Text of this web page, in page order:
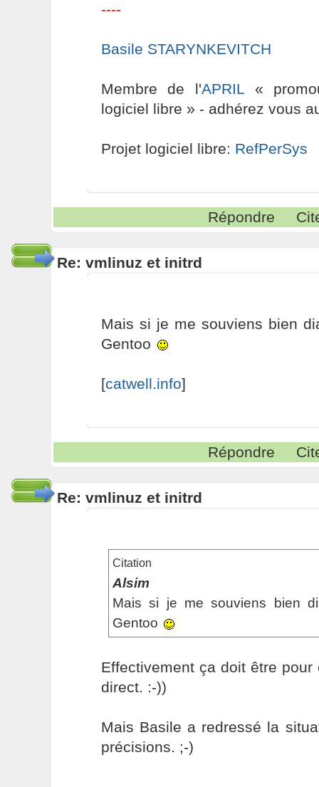
----
Basile STARYNKEVITCH
Membre de l'APRIL «
logiciel libre » - adhérez vous
Projet logiciel libre: RefPerSys
Répondre
Re: vmlinuz et initrd
Mais si je me souviens bien
Gentoo
[catwell.info]
Répondre
Re: vmlinuz et initrd
Citation
Alsim
Mais si je me souviens bien
Gentoo
Effectivement ça doit être
direct. :-))
Mais Basile a redressé la
précisions. ;-)